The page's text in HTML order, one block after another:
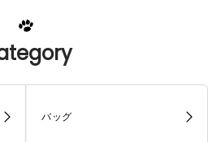
バッグ